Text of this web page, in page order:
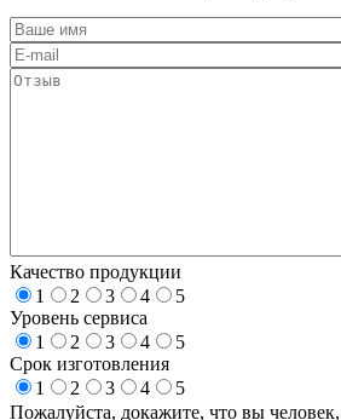
Качество продукции
1
2 3 4
5
Уровень сервиса
1
2 3 4
5
Срок изготовления
1
2 3 4
5
Пожалуйста, докажите, что вы